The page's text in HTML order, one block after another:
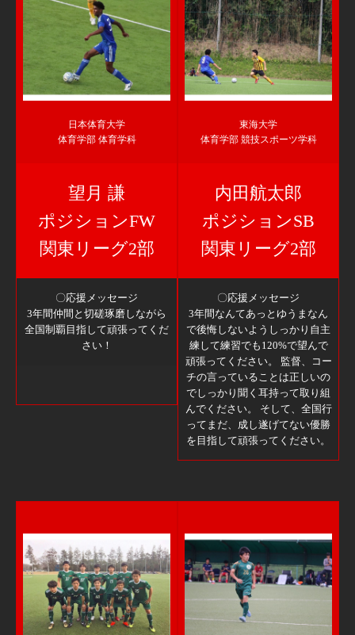
日本体育大学
体育学部 体育学科
望月 謙
ポジションFW
関東リーグ2部
〇応援メッセージ
3年間仲間と切磋琢磨しながら
全国制覇目指して頑張ってくだ
さい！
東海大学
体育学部 競技スポーツ学科
内田航太郎
ポジションSB
関東リーグ2部
〇応援メッセージ
3年間なんてあっとゆうまなん
で後悔しないようしっかり自主
練して練習でも120%で望んで
頑張ってください。 監督、コー
チの言っていることは正しいの
でしっかり聞く耳持って取り組
んでください。 そして、全国行
ってまだ、成し遂げてない優勝
を目指して頑張ってください。